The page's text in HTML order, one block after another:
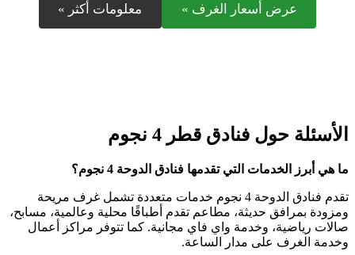
عرض أسعار الغرف » معلومات أكثر »
الأسئلة حول فنادق قطر 4 نجوم
ما هي أبرز الخدمات التي تقدمها فنادق الدوحة 4 نجوم؟
تقدم فنادق الدوحة 4 نجوم خدمات متعددة تشمل غرف مريحة
ومزودة بمرافق حديثة، مطاعم تقدم أطباقًا محلية وعالمية، مسابح،
صالات رياضية، وخدمة واي فاي مجانية. كما تتوفر مراكز أعمال
وخدمة الغرف على مدار الساعة.